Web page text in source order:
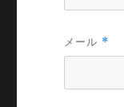
メール *